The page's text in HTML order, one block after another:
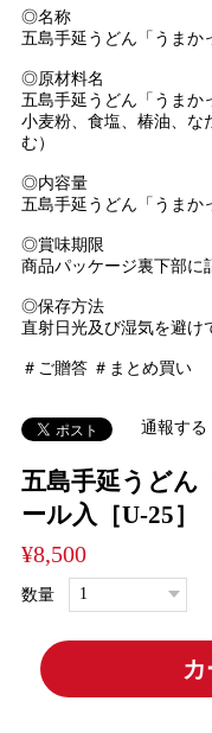
五島手延うどん
ール入［U-25］
¥8,500
数量
◎名称
五島手延うどん「うまか
◎原材料名
五島手延うどん「うまか
小麦粉、食塩、椿油、な
む）
◎内容量
五島手延うどん「うま
◎賞味期限
商品パッケージ裏下部に
◎保存方法
直射日光及び湿気を避け
＃ご贈答 ＃まとめ買い
通報する